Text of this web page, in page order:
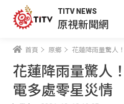
TITV NEWS
原視新聞網
首頁 原鄉 花蓮降雨量驚人
花蓮降雨量驚人
電多處零星災情